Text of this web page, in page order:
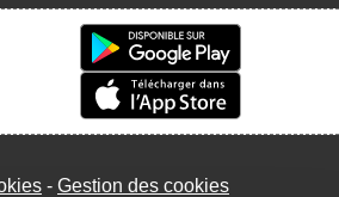
Gestion des cookies